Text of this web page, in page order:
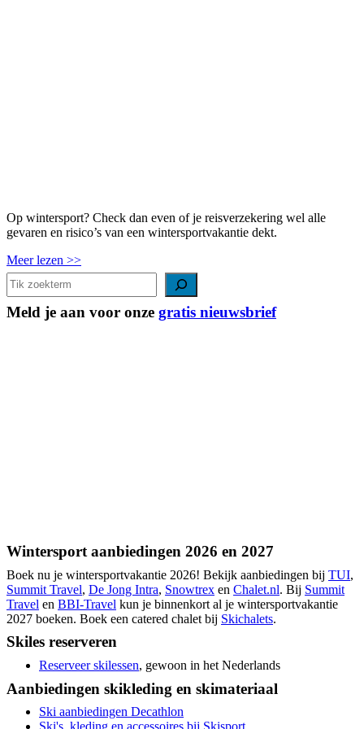
Op wintersport? Check dan even of je reisverzekering wel alle
gevaren en risico’s van een wintersportvakantie dekt.
Meer lezen >>
Zoeken
Meld je aan voor onze gratis nieuwsbrief
Wintersport aanbiedingen 2026 en 2027
Boek nu je wintersportvakantie 2026! Bekijk aanbiedingen bij TUI,
Summit Travel, De Jong Intra, Snowtrex en Chalet.nl. Bij Summit
Travel en BBI-Travel kun je binnenkort al je wintersportvakantie
2027 boeken. Boek een catered chalet bij Skichalets.
Skiles reserveren
Reserveer skilessen, gewoon in het Nederlands
Aanbiedingen skikleding en skimateriaal
Ski aanbiedingen Decathlon